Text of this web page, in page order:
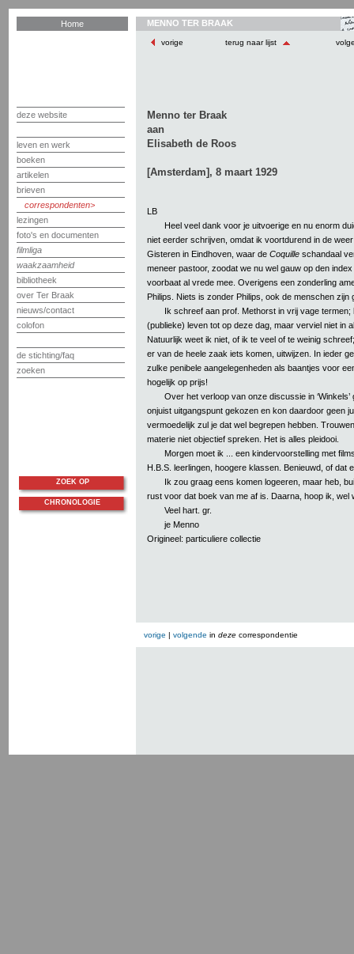
Home
deze website
leven en werk
boeken
artikelen
brieven
correspondenten
lezingen
foto's en documenten
filmliga
waakzaamheid
bibliotheek
over Ter Braak
nieuws/contact
colofon
de stichting/faq
zoeken
MENNO TER BRAAK
vorige terug naar lijst
Menno ter Braak
aan
Elisabeth de Roos
[Amsterdam], 8 maart 1929
LB
Heel veel dank voor je uitvoerige en nu enorm
niet eerder schrijven, omdat ik voortdurend in de
Gisteren in Eindhoven, waar de Coquille schandaal
meneer pastoor, zoodat we nu wel gauw op den
voorbaat al vrede mee. Overigens een zonderling
Philips. Niets is zonder Philips, ook de menschen zijn
Ik schreef aan prof. Methorst in vrij vage termen;
(publieke) leven tot op deze dag, maar verviel niet in
Natuurlijk weet ik niet, of ik te veel of te weinig
er van de heele zaak iets komen, uitwijzen. In ieder
zulke penibele aangelegenheden als baantjes voor
hogelijk op prijs!
Over het verloop van onze discussie in
onjuist uitgangspunt gekozen en kon daardoor geen
vermoedelijk zul je dat wel begrepen hebben.
materie niet objectief spreken. Het is alles pleidooi.
Morgen moet ik ... een kindervoorstelling met
H.B.S. leerlingen, hoogere klassen. Benieuwd, of dat
Ik zou graag eens komen logeeren, maar heb,
rust voor dat boek van me af is. Daarna, hoop ik, wel
Veel hart. gr.
je Menno
Origineel: particuliere collectie
vorige | volgende in deze correspondentie
ZOEK OP
CHRONOLOGIE